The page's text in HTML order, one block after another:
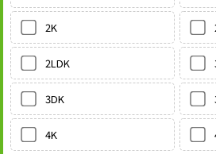
2K
2LDK
3DK
4K